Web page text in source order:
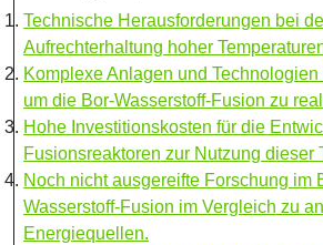
Technische Herausforderungen bei
Aufrechterhaltung hoher
Komplexe Anlagen und
um die Bor-Wasserstoff-Fusion zu
Hohe Investitionskosten für die
Fusionsreaktoren zur Nutzung dieser
Noch nicht ausgereifte Forschung im
Wasserstoff-Fusion im Vergleich zu
Energiequellen.